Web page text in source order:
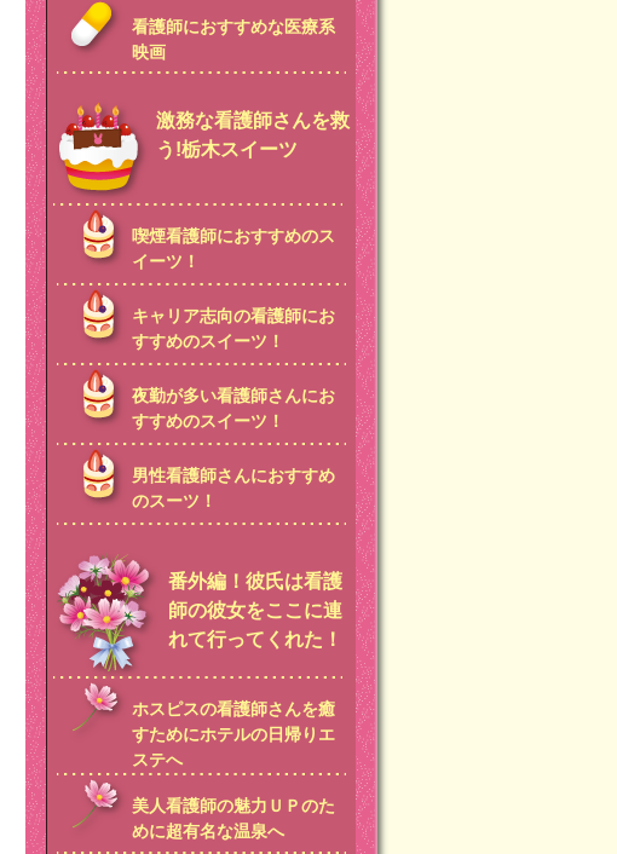
看護師におすすめな医療系
映画
激務な看護師さんを救
う!栃木スイーツ
喫煙看護師におすすめのス
イーツ！
キャリア志向の看護師にお
すすめのスイーツ！
夜勤が多い看護師さんにお
すすめのスイーツ！
男性看護師さんにおすすめ
のスーツ！
番外編！彼氏は看護
師の彼女をここに連
れて行ってくれた！
ホスピスの看護師さんを癒
すためにホテルの日帰りエ
ステへ
美人看護師の魅力ＵＰのた
めに超有名な温泉へ